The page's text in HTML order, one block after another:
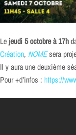
Lejeudi 5 octobre à 17h
Création, NOMEsera
Il y aura une deuxième
Pour +d’infos : https://